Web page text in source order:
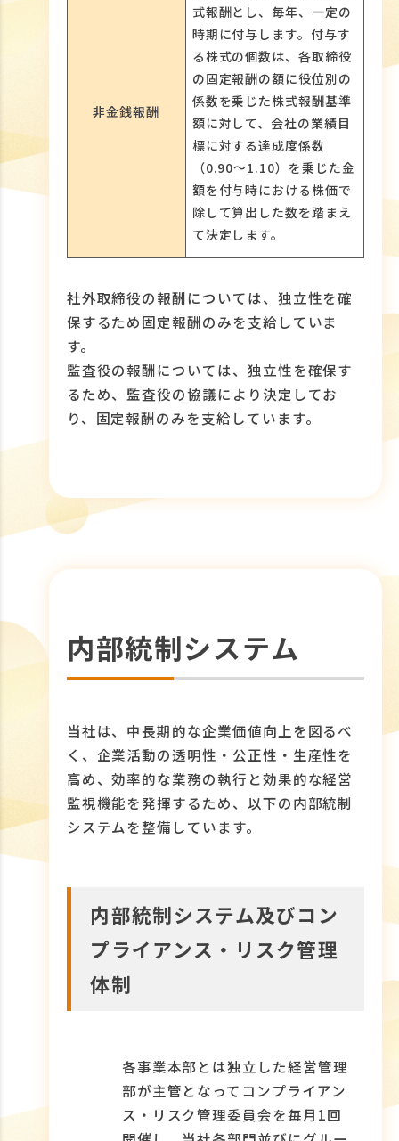
非金銭報酬
式報酬とし、毎年、一定の
時期に付与します。付与す
る株式の個数は、各取締役
の固定報酬の額に役位別の
係数を乗じた株式報酬基準
額に対して、会社の業績目
標に対する達成度係数
（0.90～1.10）を乗じた金
額を付与時における株価で
除して算出した数を踏まえ
て決定します。
社外取締役の報酬については、独立性を確
保するため固定報酬のみを支給していま
す。
監査役の報酬については、独立性を確保す
るため、監査役の協議により決定してお
り、固定報酬のみを支給しています。
内部統制システム
当社は、中長期的な企業価値向上を図るべ
く、企業活動の透明性・公正性・生産性を
高め、効率的な業務の執行と効果的な経営
監視機能を発揮するため、以下の内部統制
システムを整備しています。
内部統制システム及びコン
プライアンス・リスク管理
体制
各事業本部とは独立した経営管理
部が主管となってコンプライアン
ス・リスク管理委員会を毎月1回